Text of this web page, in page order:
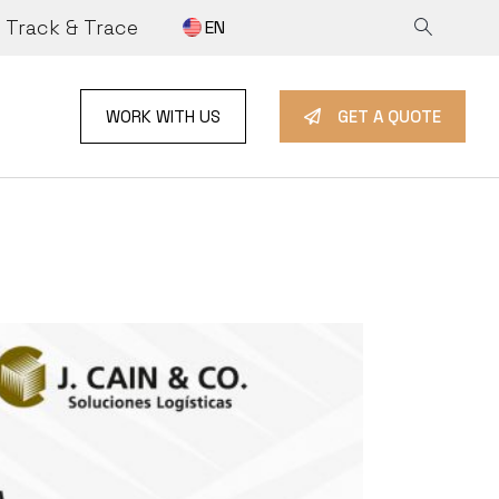
Track & Trace EN
WORK WITH US GET A QUOTE
WITH US